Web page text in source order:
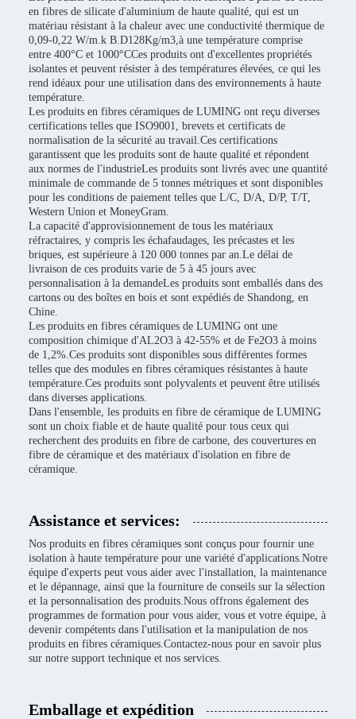
en fibres de silicate d'aluminium de haute qualité, qui est un
matériau résistant à la chaleur avec une conductivité thermique de
0,09-0,22 W/m.k B.D128Kg/m3,à une température comprise
entre 400°C et 1000°CCes produits ont d'excellentes propriétés
isolantes et peuvent résister à des températures élevées, ce qui les
rend idéaux pour une utilisation dans des environnements à haute
température.
Les produits en fibres céramiques de LUMING ont reçu diverses
certifications telles que ISO9001, brevets et certificats de
normalisation de la sécurité au travail.Ces certifications
garantissent que les produits sont de haute qualité et répondent
aux normes de l'industrieLes produits sont livrés avec une quantité
minimale de commande de 5 tonnes métriques et sont disponibles
pour les conditions de paiement telles que L/C, D/A, D/P, T/T,
Western Union et MoneyGram.
La capacité d'approvisionnement de tous les matériaux
réfractaires, y compris les échafaudages, les précastes et les
briques, est supérieure à 120 000 tonnes par an.Le délai de
livraison de ces produits varie de 5 à 45 jours avec
personnalisation à la demandeLes produits sont emballés dans des
cartons ou des boîtes en bois et sont expédiés de Shandong, en
Chine.
Les produits en fibres céramiques de LUMING ont une
composition chimique d'AL2O3 à 42-55% et de Fe2O3 à moins
de 1,2%.Ces produits sont disponibles sous différentes formes
telles que des modules en fibres céramiques résistantes à haute
température.Ces produits sont polyvalents et peuvent être utilisés
dans diverses applications.
Dans l'ensemble, les produits en fibre de céramique de LUMING
sont un choix fiable et de haute qualité pour tous ceux qui
recherchent des produits en fibre de carbone, des couvertures en
fibre de céramique et des matériaux d'isolation en fibre de
céramique.
Assistance et services:
Nos produits en fibres céramiques sont conçus pour fournir une
isolation à haute température pour une variété d'applications.Notre
équipe d'experts peut vous aider avec l'installation, la maintenance
et le dépannage, ainsi que la fourniture de conseils sur la sélection
et la personnalisation des produits.Nous offrons également des
programmes de formation pour vous aider, vous et votre équipe, à
devenir compétents dans l'utilisation et la manipulation de nos
produits en fibres céramiques.Contactez-nous pour en savoir plus
sur notre support technique et nos services.
Emballage et expédition